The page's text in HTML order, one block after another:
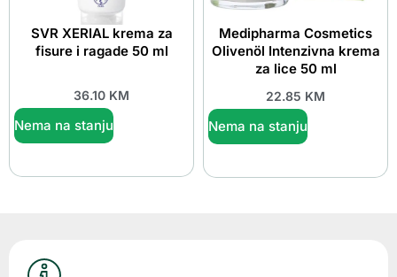
SVR XERIAL krema za
fisure i ragade 50 ml
36.10 KM
Nema na stanju
Medipharma Cosmetics
Olivenöl Intenzivna krema
za lice 50 ml
22.85 KM
Nema na stanju